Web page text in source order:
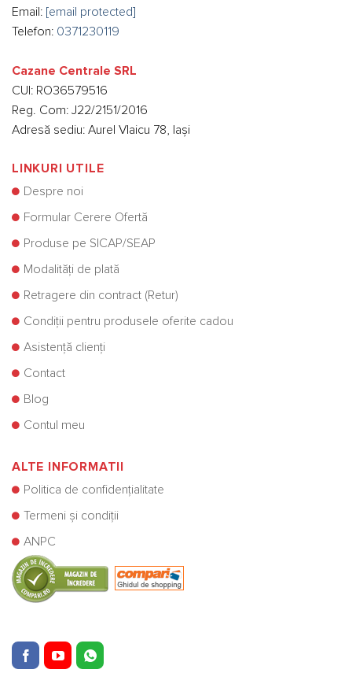
Email: [email protected]
Telefon: 0371230119
Cazane Centrale SRL
CUI: RO36579516
Reg. Com: J22/2151/2016
Adresă sediu: Aurel Vlaicu 78, Iași
LINKURI UTILE
Despre noi
Formular Cerere Ofertă
Produse pe SICAP/SEAP
Modalități de plată
Retragere din contract (Retur)
Condiții pentru produsele oferite cadou
Asistență clienți
Contact
Blog
Contul meu
ALTE INFORMATII
Politica de confidențialitate
Termeni și condiții
ANPC